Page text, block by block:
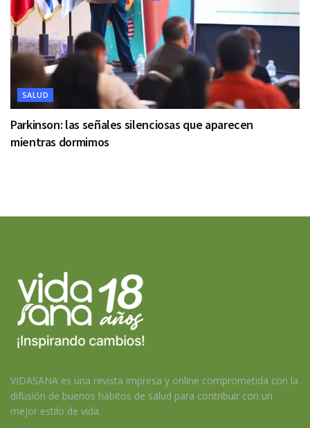
SALUD
Parkinson: las señales silenciosas que aparecen
mientras dormimos
VIDASANA es una revista impresa y online comprometida con la
difusión de buenos hábitos de salud para contribuir con un
mejor estilo de vida.